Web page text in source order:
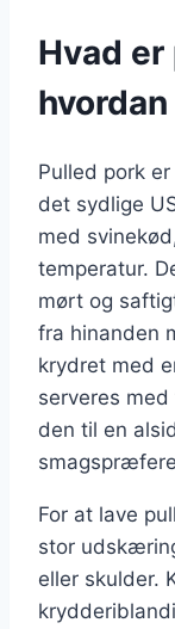
Hvad
Pulled pork
det sydlige
med
temperatur.
mørt og
fra hinanden
krydret med
serveres
den til en
For at lave
stor
eller skulder.